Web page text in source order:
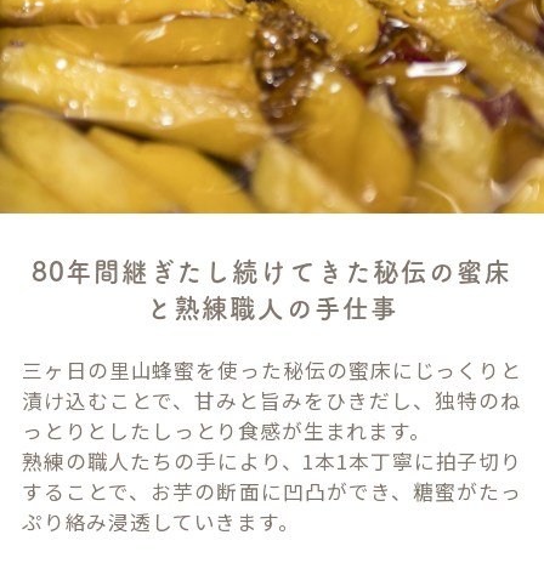
80年間継ぎたし続けてきた秘伝の蜜床
と熟練職人の手仕事
三ヶ日の里山蜂蜜を使った秘伝の蜜床にじっくりと
漬け込むことで、甘みと旨みをひきだし、独特のね
っとりとしたしっとり食感が生まれます。
熟練の職人たちの手により、1本1本丁寧に拍子切り
することで、お芋の断面に凹凸ができ、糖蜜がたっ
ぷり絡み浸透していきます。